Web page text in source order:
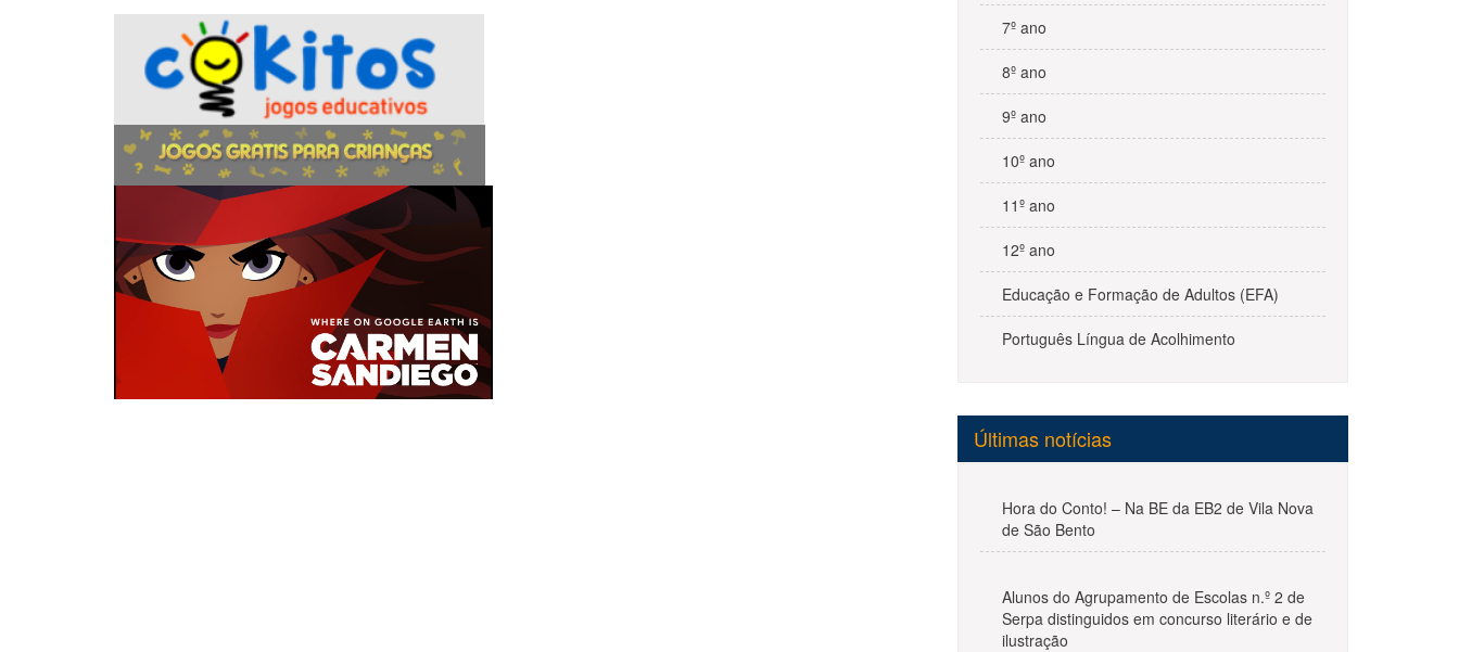
7º ano
8º ano
9º ano
10º ano
11º ano
12º ano
Educação e Formação de Adultos (EFA)
Português Língua de Acolhimento
Últimas notícias
Hora do Conto! – Na BE da EB2 de Vila Nova
de São Bento
Alunos do Agrupamento de Escolas n.º 2 de
Serpa distinguidos em concurso literário e de
ilustração